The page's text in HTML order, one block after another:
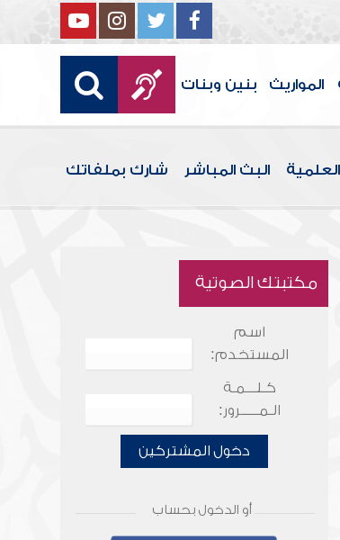
المواريث بنين وبنات
البث المباشر شارك بملفاتك
مكتبتك الصوتية
اسم
المستخدم:
كـلـــمـة
الـمـــــرور:
دخول المشتركين
أو الدخول بحساب